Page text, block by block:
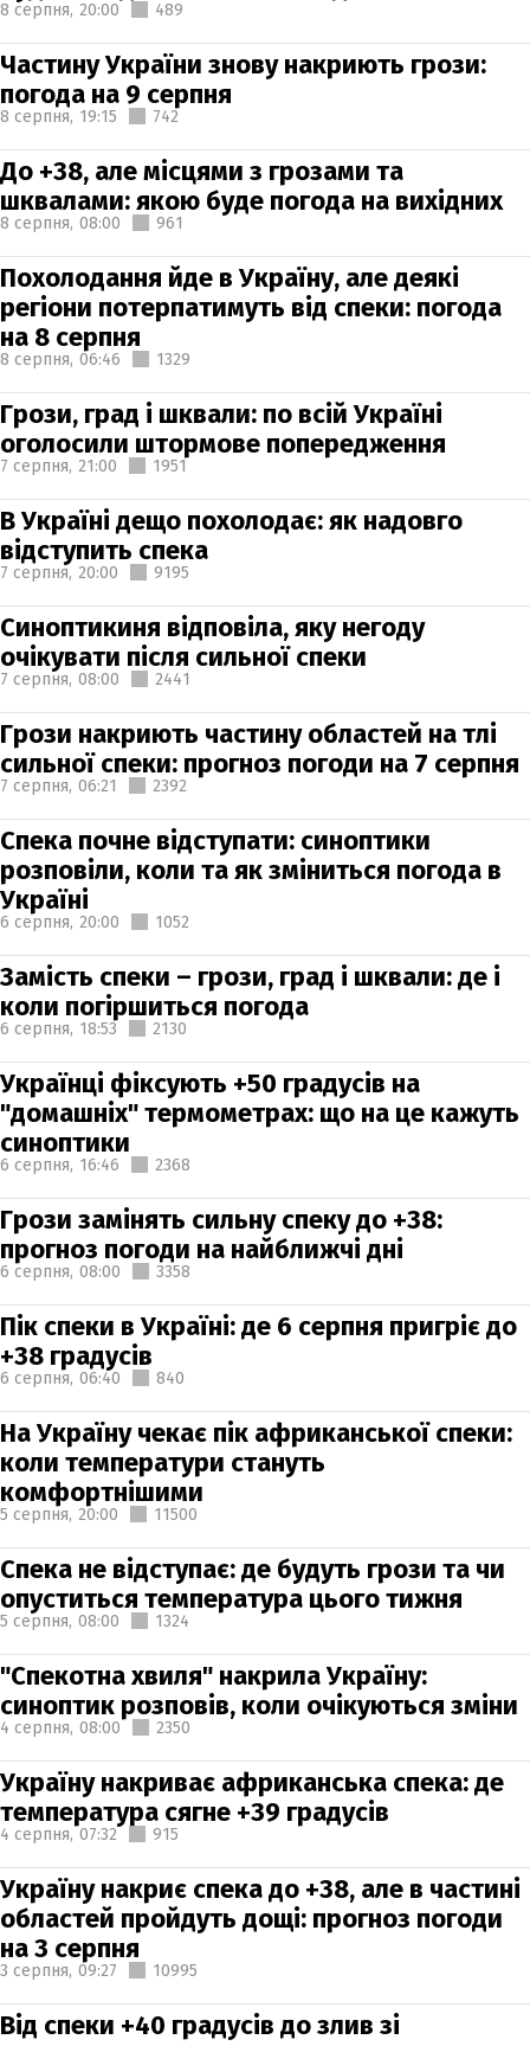
8 серпня, 20:00 489
Частину України знову накриють грози:
погода на 9 серпня
8 серпня, 19:15 742
До +38, але місцями з грозами та
шквалами: якою буде погода на вихідних
8 серпня, 08:00 961
Похолодання йде в Україну, але деякі
регіони потерпатимуть від спеки: погода
на 8 серпня
8 серпня, 06:46 1329
Грози, град і шквали: по всій Україні
оголосили штормове попередження
7 серпня, 21:00 1951
В Україні дещо похолодає: як надовго
відступить спека
7 серпня, 20:00 9195
Синоптикиня відповіла, яку негоду
очікувати після сильної спеки
7 серпня, 08:00 2441
Грози накриють частину областей на тлі
сильної спеки: прогноз погоди на 7 серпня
7 серпня, 06:21 2392
Спека почне відступати: синоптики
розповіли, коли та як зміниться погода в
Україні
6 серпня, 20:00 1052
Замість спеки – грози, град і шквали: де і
коли погіршиться погода
6 серпня, 18:53 2130
Українці фіксують +50 градусів на
"домашніх" термометрах: що на це кажуть
синоптики
6 серпня, 16:46 2368
Грози замінять сильну спеку до +38:
прогноз погоди на найближчі дні
6 серпня, 08:00 3358
Пік спеки в Україні: де 6 серпня пригріє до
+38 градусів
6 серпня, 06:40 840
На Україну чекає пік африканської спеки:
коли температури стануть
комфортнішими
5 серпня, 20:00 11500
Спека не відступає: де будуть грози та чи
опуститься температура цього тижня
5 серпня, 08:00 1324
"Спекотна хвиля" накрила Україну:
синоптик розповів, коли очікуються зміни
4 серпня, 08:00 2350
Україну накриває африканська спека: де
температура сягне +39 градусів
4 серпня, 07:32 915
Україну накриє спека до +38, але в частині
областей пройдуть дощі: прогноз погоди
на 3 серпня
3 серпня, 09:27 10995
Від спеки +40 градусів до злив зі